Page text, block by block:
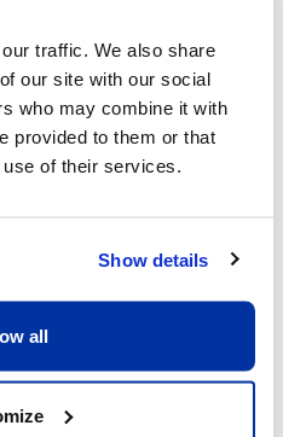
traffic. We also share
our site with our social
who may combine it with
provided to them or that
of their services.
Show details
all